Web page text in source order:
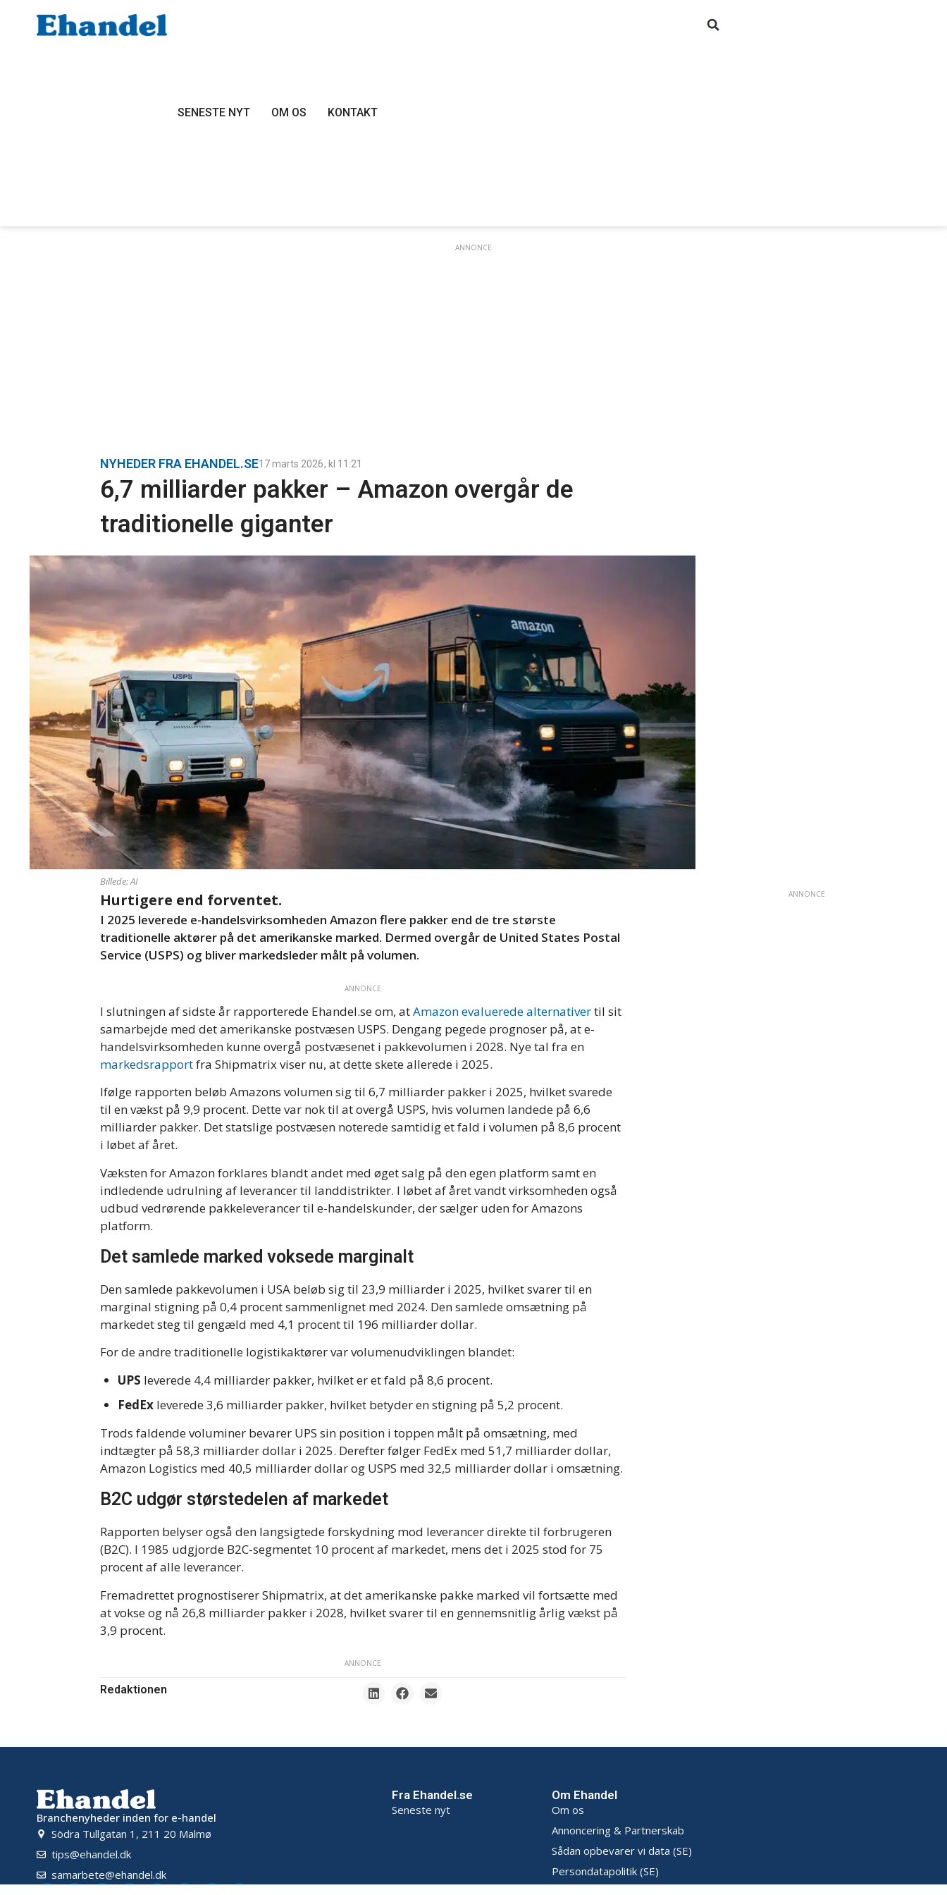
SENESTE NYT OM OS KONTAKT
ANNONCE
NYHEDER FRA EHANDEL.SE17 marts 2026, kl 11:21
6,7 milliarder pakker – Amazon overgår de
traditionelle giganter
Billede: AI
Hurtigere end forventet.
I 2025 leverede e-handelsvirksomheden Amazon flere pakker end de tre største
traditionelle aktører på det amerikanske marked. Dermed overgår de United States Postal
Service (USPS) og bliver markedsleder målt på volumen.
ANNONCE
I slutningen af sidste år rapporterede Ehandel.se om, atAmazon evaluerede alternativertil sit
samarbejde med det amerikanske postvæsen USPS. Dengang pegede prognoser på, at e-
handelsvirksomheden kunne overgå postvæsenet i pakkevolumen i 2028. Nye tal fra en
markedsrapportfra Shipmatrix viser nu, at dette skete allerede i 2025.
Ifølge rapporten beløb Amazons volumen sig til 6,7 milliarder pakker i 2025, hvilket svarede
til en vækst på 9,9 procent. Dette var nok til at overgå USPS, hvis volumen landede på 6,6
milliarder pakker. Det statslige postvæsen noterede samtidig et fald i volumen på 8,6 procent
i løbet af året.
Væksten for Amazon forklares blandt andet med øget salg på den egen platform samt en
indledende udrulning af leverancer til landdistrikter. I løbet af året vandt virksomheden også
udbud vedrørende pakkeleverancer til e-handelskunder, der sælger uden for Amazons
platform.
Det samlede marked voksede marginalt
Den samlede pakkevolumen i USA beløb sig til 23,9 milliarder i 2025, hvilket svarer til en
marginal stigning på 0,4 procent sammenlignet med 2024. Den samlede omsætning på
markedet steg til gengæld med 4,1 procent til 196 milliarder dollar.
For de andre traditionelle logistikaktører var volumenudviklingen blandet:
UPS leverede 4,4 milliarder pakker, hvilket er et fald på 8,6 procent.
FedEx leverede 3,6 milliarder pakker, hvilket betyder en stigning på 5,2 procent.
Trods faldende voluminer bevarer UPS sin position i toppen målt på omsætning, med
indtægter på 58,3 milliarder dollar i 2025. Derefter følger FedEx med 51,7 milliarder dollar,
Amazon Logistics med 40,5 milliarder dollar og USPS med 32,5 milliarder dollar i omsætning.
B2C udgør størstedelen af markedet
Rapporten belyser også den langsigtede forskydning mod leverancer direkte til forbrugeren
(B2C). I 1985 udgjorde B2C-segmentet 10 procent af markedet, mens det i 2025 stod for 75
procent af alle leverancer.
Fremadrettet prognostiserer Shipmatrix, at det amerikanske pakke marked vil fortsætte med
at vokse og nå 26,8 milliarder pakker i 2028, hvilket svarer til en gennemsnitlig årlig vækst på
3,9 procent.
ANNONCE
Redaktionen
ANNONCE
Branchenyheder inden for e-handel
Södra Tullgatan 1, 211 20 Malmø
tips@ehandel.dk
samarbete@ehandel.dk
Fra Ehandel.se
Seneste nyt
Om Ehandel
Om os
Annoncering & Partnerskab
Sådan opbevarer vi data (SE)
Persondatapolitik (SE)